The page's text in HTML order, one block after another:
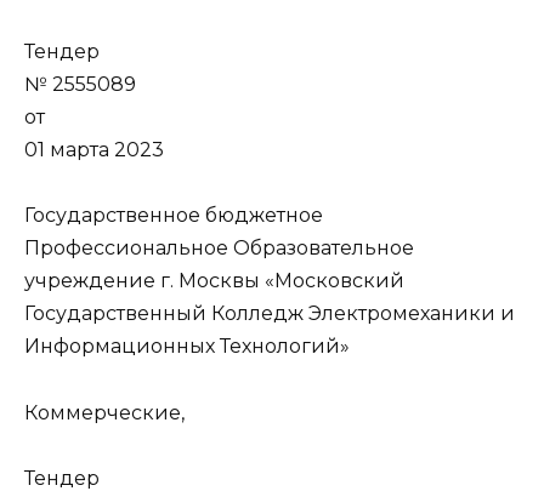
Тендер
№ 2555089
от
01 марта 2023
Государственное бюджетное
Профессиональное Образовательное
учреждение г. Москвы «Московский
Государственный Колледж Электромеханики и
Информационных Технологий»
Коммерческие,
Тендер